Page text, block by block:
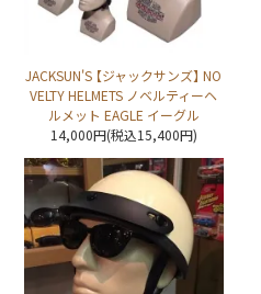
JACKSUN'S 【ジャックサンズ】 NO
VELTY HELMETS ノベルティーヘ
ルメット EAGLE イーグル
14,000円(税込15,400円)